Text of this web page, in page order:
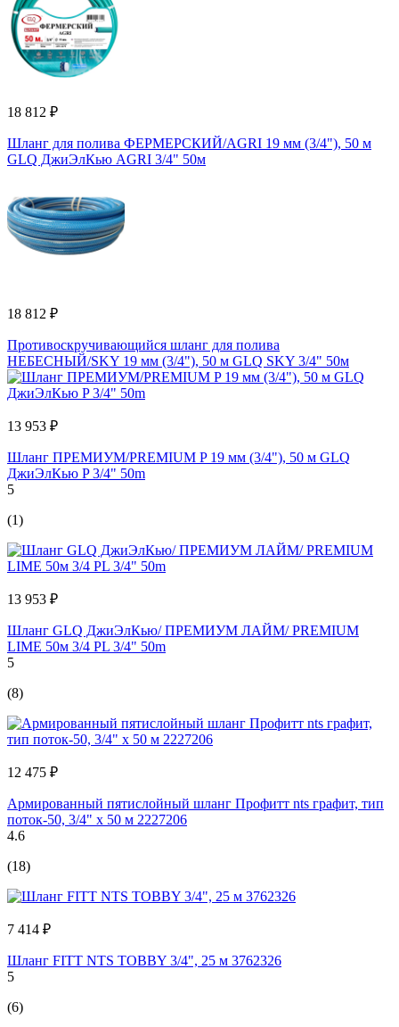
18 812 ₽
Шланг для полива ФЕРМЕРСКИЙ/AGRI 19 мм (3/4"), 50 м
GLQ ДжиЭлКью AGRI 3/4" 50м
18 812 ₽
Противоскручивающийся шланг для полива
НЕБЕСНЫЙ/SKY 19 мм (3/4"), 50 м GLQ SKY 3/4" 50м
13 953 ₽
Шланг ПРЕМИУМ/PREMIUM P 19 мм (3/4"), 50 м GLQ
ДжиЭлКью P 3/4" 50m
5
(1)
13 953 ₽
Шланг GLQ ДжиЭлКью/ ПРЕМИУМ ЛАЙМ/ PREMIUM
LIME 50м 3/4 PL 3/4" 50m
5
(8)
12 475 ₽
Армированный пятислойный шланг Профитт nts графит, тип
поток-50, 3/4" х 50 м 2227206
4.6
(18)
7 414 ₽
Шланг FITT NTS TOBBY 3/4", 25 м 3762326
5
(6)